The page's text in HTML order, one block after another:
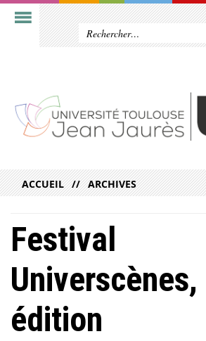
ACCUEIL ARCHIVES
Festival
édition